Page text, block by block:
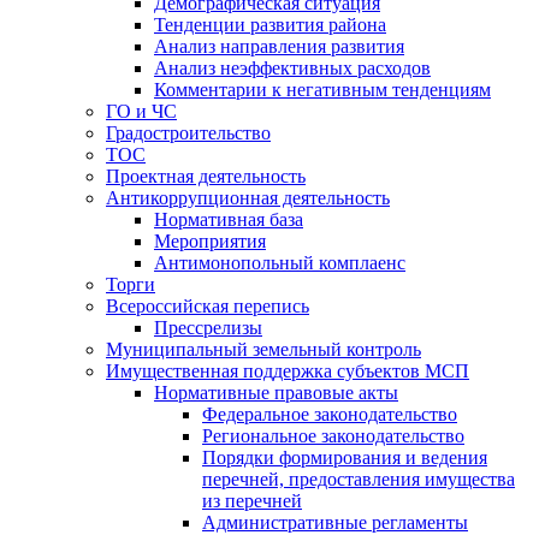
Тенденции развития района
Анализ направления развития
Анализ неэффективных расходов
Комментарии к негативным тенденциям
ГО и ЧС
Градостроительство
ТОС
Проектная деятельность
Антикоррупционная деятельность
Нормативная база
Мероприятия
Антимонопольный комплаенс
Торги
Всероссийская перепись
Прессрелизы
Муниципальный земельный контроль
Имущественная поддержка субъектов МСП
Нормативные правовые акты
Федеральное законодательство
Региональное законодательство
Порядки формирования и ведения
перечней, предоставления имущества
из перечней
Административные регламенты